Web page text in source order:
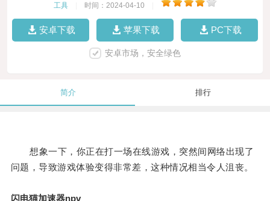
工具 时间：2024-04-10
安卓下载 苹果下载 PC下载
安卓市场，安全绿色
简介 排行
想象一下，你正在打一场在线游戏，突然间网络出现了
问题，导致游戏体验变得非常差，这种情况相当令人沮丧。
闪电猫加速器npv